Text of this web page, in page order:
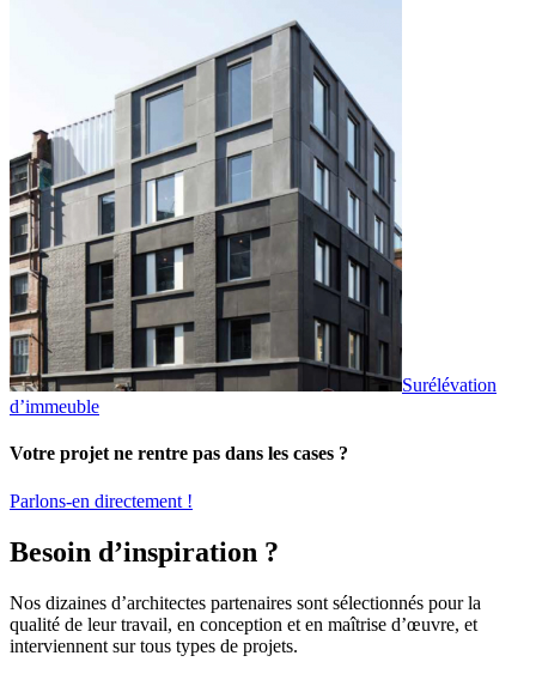
Surélévation
d’immeuble
Votre projet ne rentre pas dans les cases ?
Parlons-en directement !
Besoin d’inspiration ?
Nos dizaines d’architectes partenaires sont sélectionnés pour la
qualité de leur travail, en conception et en maîtrise d’œuvre, et
interviennent sur tous types de projets.